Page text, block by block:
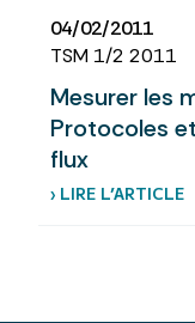
04/02/2011
TSM 1/2 2011
Mesurer les
Protocoles
flux
› LIRE L’ARTICLE